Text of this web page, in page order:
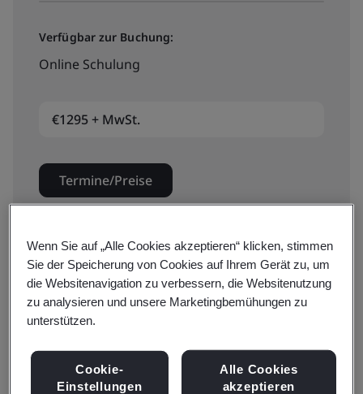
Verfügbar zur Buchung:
Online Schulung
€1295 + MwSt.
Termine/Preise
Verfügbar für ein Angebot:
In-House Schulung
Wenn Sie auf „Alle Cookies akzeptieren“ klicken, stimmen
Sie der Speicherung von Cookies auf Ihrem Gerät zu, um
die Websitenavigation zu verbessern, die Websitenutzung
zu analysieren und unsere Marketingbemühungen zu
unterstützen.
Cookie-
Einstellungen
Alle Cookies
akzeptieren